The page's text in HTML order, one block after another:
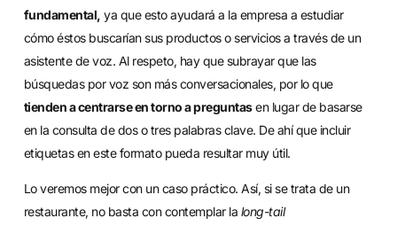
fundamental, ya que esto ayudará a la empresa a estudiar
cómo éstos buscarían sus productos o servicios a través de un
asistente de voz. Al respeto, hay que subrayar que las
búsquedas por voz son más conversacionales, por lo que
tienden a centrarse en torno a preguntasen lugar de basarse
en la consulta de dos o tres palabras clave. De ahí que incluir
etiquetas en este formato pueda resultar muy útil.
Lo veremos mejor con un caso práctico. Así, si se trata de un
restaurante, no basta con contemplar la long-tail